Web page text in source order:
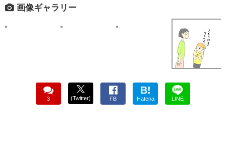
画像ギャラリー
3 (Twitter) FB
B!
Hatena LINE